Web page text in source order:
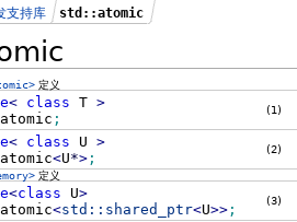
支持库 std::atomic
定义
< class T >
atomic ;
(1)
< class U >
atomic<U*>;
(2)
定义
<class U>
atomic<std:: shared_ptr<U>>;
(3)